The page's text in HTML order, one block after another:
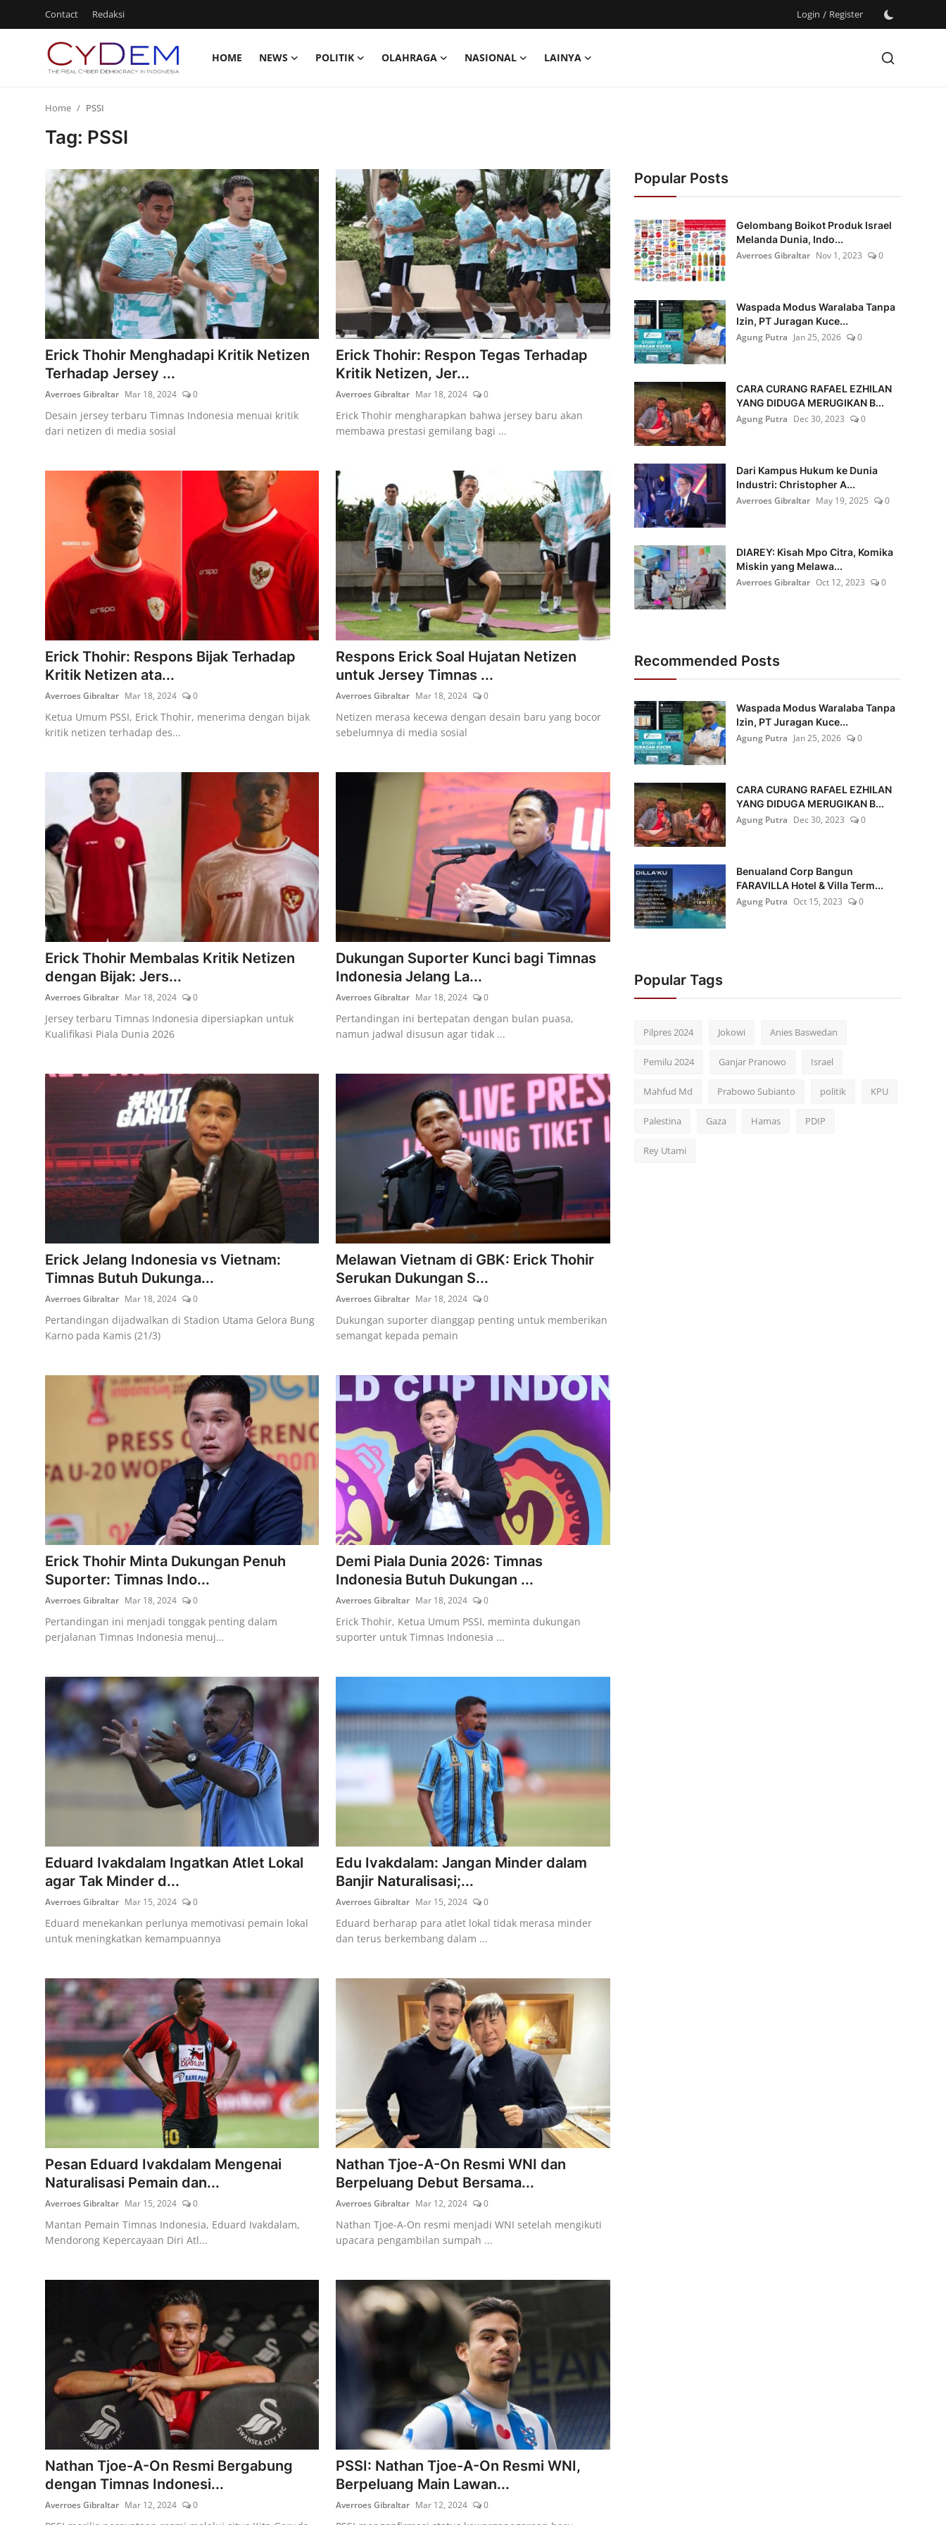
Contact Redaksi Login / Register
HOME NEWS POLITIK OLAHRAGA NASIONAL
LAINYA
Login
Register
Contact
Redaksi
Olahraga
Nasional
Home PSSI
Tag: PSSI
Erick Thohir Menghadapi Kritik Netizen
Terhadap Jersey ...
Averroes Gibraltar Mar 18, 2024 0
Desain jersey terbaru Timnas Indonesia menuai kritik
dari netizen di media sosial
Erick Thohir: Respon Tegas Terhadap
Kritik Netizen, Jer...
Averroes Gibraltar Mar 18, 2024 0
Erick Thohir mengharapkan bahwa jersey baru akan
membawa prestasi gemilang bagi ...
Erick Thohir: Respons Bijak Terhadap
Kritik Netizen ata...
Averroes Gibraltar Mar 18, 2024 0
Ketua Umum PSSI, Erick Thohir, menerima dengan bijak
kritik netizen terhadap des...
Respons Erick Soal Hujatan Netizen
untuk Jersey Timnas ...
Averroes Gibraltar Mar 18, 2024 0
Netizen merasa kecewa dengan desain baru yang bocor
sebelumnya di media sosial
Erick Thohir Membalas Kritik Netizen
dengan Bijak: Jers...
Averroes Gibraltar Mar 18, 2024 0
Jersey terbaru Timnas Indonesia dipersiapkan untuk
Kualifikasi Piala Dunia 2026
Dukungan Suporter Kunci bagi Timnas
Indonesia Jelang La...
Averroes Gibraltar Mar 18, 2024 0
Pertandingan ini bertepatan dengan bulan puasa,
namun jadwal disusun agar tidak ...
Erick Jelang Indonesia vs Vietnam:
Timnas Butuh Dukunga...
Averroes Gibraltar Mar 18, 2024 0
Pertandingan dijadwalkan di Stadion Utama Gelora Bung
Karno pada Kamis (21/3)
Melawan Vietnam di GBK: Erick Thohir
Serukan Dukungan S...
Averroes Gibraltar Mar 18, 2024 0
Dukungan suporter dianggap penting untuk memberikan
semangat kepada pemain
Erick Thohir Minta Dukungan Penuh
Suporter: Timnas Indo...
Averroes Gibraltar Mar 18, 2024 0
Pertandingan ini menjadi tonggak penting dalam
perjalanan Timnas Indonesia menuj...
Demi Piala Dunia 2026: Timnas
Indonesia Butuh Dukungan ...
Averroes Gibraltar Mar 18, 2024 0
Erick Thohir, Ketua Umum PSSI, meminta dukungan
suporter untuk Timnas Indonesia ...
Eduard Ivakdalam Ingatkan Atlet Lokal
agar Tak Minder d...
Averroes Gibraltar Mar 15, 2024 0
Eduard menekankan perlunya memotivasi pemain lokal
untuk meningkatkan kemampuannya
Edu Ivakdalam: Jangan Minder dalam
Banjir Naturalisasi;...
Averroes Gibraltar Mar 15, 2024 0
Eduard berharap para atlet lokal tidak merasa minder
dan terus berkembang dalam ...
Pesan Eduard Ivakdalam Mengenai
Naturalisasi Pemain dan...
Averroes Gibraltar Mar 15, 2024 0
Mantan Pemain Timnas Indonesia, Eduard Ivakdalam,
Mendorong Kepercayaan Diri Atl...
Nathan Tjoe-A-On Resmi WNI dan
Berpeluang Debut Bersama...
Averroes Gibraltar Mar 12, 2024 0
Nathan Tjoe-A-On resmi menjadi WNI setelah mengikuti
upacara pengambilan sumpah ...
Nathan Tjoe-A-On Resmi Bergabung
dengan Timnas Indonesi...
Averroes Gibraltar Mar 12, 2024 0
PSSI: Nathan Tjoe-A-On Resmi WNI,
Berpeluang Main Lawan...
Averroes Gibraltar Mar 12, 2024 0
Popular Posts
Gelombang Boikot Produk Israel
Melanda Dunia, Indo...
Averroes Gibraltar Nov 1, 2023 0
Waspada Modus Waralaba Tanpa
Izin, PT Juragan Kuce...
Agung Putra Jan 25, 2026 0
CARA CURANG RAFAEL EZHILAN
YANG DIDUGA MERUGIKAN B...
Agung Putra Dec 30, 2023 0
Dari Kampus Hukum ke Dunia
Industri: Christopher A...
Averroes Gibraltar May 19, 2025 0
DIAREY: Kisah Mpo Citra, Komika
Miskin yang Melawa...
Averroes Gibraltar Oct 12, 2023 0
Recommended Posts
Waspada Modus Waralaba Tanpa
Izin, PT Juragan Kuce...
Agung Putra Jan 25, 2026 0
CARA CURANG RAFAEL EZHILAN
YANG DIDUGA MERUGIKAN B...
Agung Putra Dec 30, 2023 0
Benualand Corp Bangun
FARAVILLA Hotel & Villa Term...
Agung Putra Oct 15, 2023 0
Popular Tags
Pilpres 2024 Jokowi Anies Baswedan
Pemilu 2024 Ganjar Pranowo Israel
Mahfud Md Prabowo Subianto politik KPU
Palestina Gaza Hamas PDIP
Rey Utami